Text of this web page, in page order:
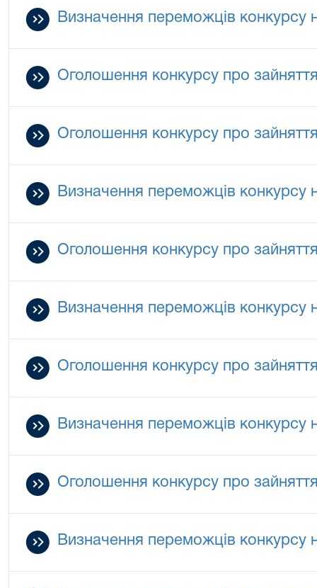
Визначення переможців конкурсу
Оголошення конкурсу про
Оголошення конкурсу про
Визначення переможців конкурсу
Оголошення конкурсу про
Визначення переможців конкурсу
Оголошення конкурсу про
Визначення переможців конкурсу
Оголошення конкурсу про
Визначення переможців конкурсу